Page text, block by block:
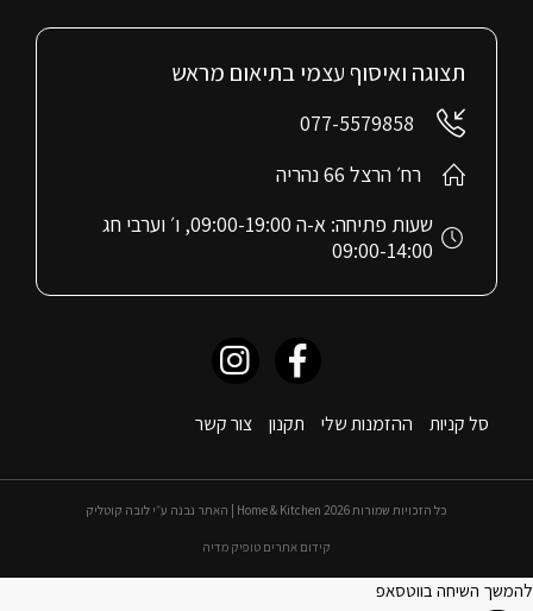
סל קניות ההזמנות שלי תקנון צור קשר
תצוגה ואיסוף עצמי בתיאום מראש
077-5579858
רח׳ הרצל 66 נהריה
שעות פתיחה: א-ה 09:00-19:00, ו׳ וערבי חג
09:00-14:00
כל הזכויות שמורות 2026 Home & Kitchen | האתר נבנה ע״י לובה קוטליק
קידום אתרים טופיק מדיה
להמשך השיחה בווטסאפ